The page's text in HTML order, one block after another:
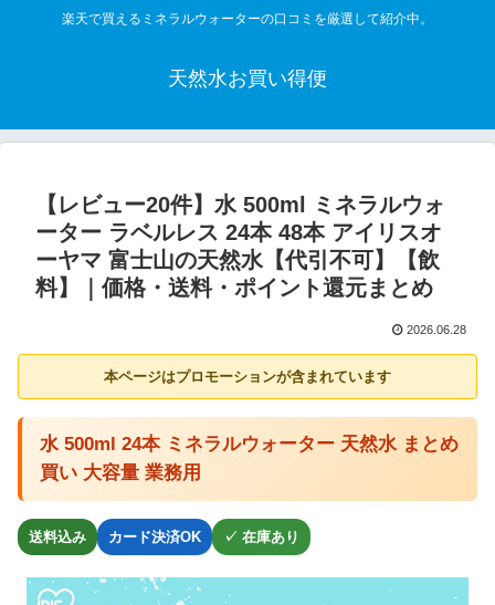
楽天で買えるミネラルウォーターの口コミを厳選して紹介中。
天然水お買い得便
【レビュー20件】水 500ml ミネラルウォ
ーター ラベルレス 24本 48本 アイリスオ
ーヤマ 富士山の天然水【代引不可】【飲
料】｜価格・送料・ポイント還元まとめ
2026.06.28
本ページはプロモーションが含まれています
水 500ml 24本 ミネラルウォーター 天然水 まとめ
買い 大容量 業務用
送料込み カード決済OK ✓ 在庫あり